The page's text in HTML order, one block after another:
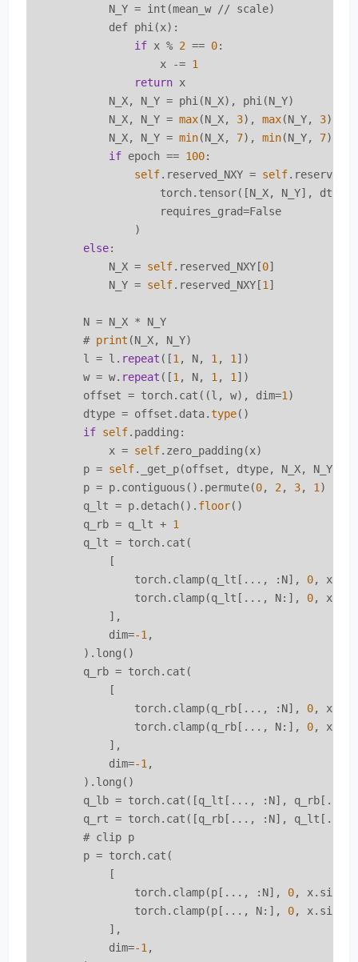
            N_Y = int(mean_w // scale)
            def phi(x):
if x % 2 == 0:
                    x -=
1
return x
            N_X, N_Y = phi(N_X), phi(N_Y)
            N_X, N_Y =
max(N_X, 3), max(N_Y, 3)
            N_X, N_Y =
min(N_X, 7), min(N_Y, 7)
if epoch == 100:
self.reserved_NXY = self
torch.tensor([N_X, N_Y],
                    requires_grad=False
                )
else:
            N_X =
self.reserved_NXY[0]
            N_Y =
self.reserved_NXY[1 ]
        N = N_X * N_Y
        #
print (N_X, N_Y)
        l = l.
repeat ([1 , N, 1 , 1 ])
        w = w.
repeat ([1 , N, 1 , 1 ])
        offset = torch.cat((l, w), dim=
1 )
        dtype = offset.data.
type()
if self.padding:
            x =
self.zero_padding(x)
        p =
self._get_p(offset, dtype, N_X, N_Y)
        p = p.contiguous().permute(
0, 2 , 3, 1 )  #
        q_lt = p.detach().
floor()
        q_rb = q_lt +
1
        q_lt = torch.cat(
            [
                torch.clamp(q_lt[..., :N],
0,
                torch.clamp(q_lt[..., N:],
0,
            ],
            dim=
-1 ,
        ).long()
        q_rb = torch.cat(
            [
                torch.clamp(q_rb[..., :N],
0,
                torch.clamp(q_rb[..., N:],
0,
            ],
            dim=
-1 ,
        ).long()
q_lb = torch.cat([q_lt[..., :N], q_rb[...,
q_rt = torch.cat([q_rb[..., :N], q_lt[...,
        # clip p
        p = torch.cat(
            [
                torch.clamp(p[..., :N],
0, x.size(
                torch.clamp(p[..., N:],
0, x.size(
            ],
            dim=
-1 ,